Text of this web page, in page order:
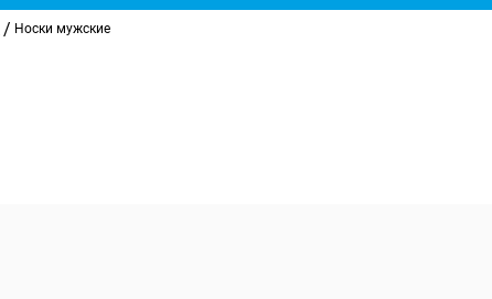
/ Носки мужские